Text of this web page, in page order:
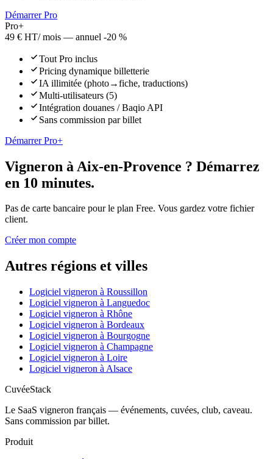
Démarrer Pro
Pro+
49 € HT/ mois — annuel -20 %
Tout Pro inclus
Pricing dynamique billetterie
IA illimitée (photo→fiche, traductions)
Multi-utilisateurs (5)
Intégration douanes / Baqio API
Sans commission par billet
Démarrer Pro+
Vigneron à Aix-en-Provence ? Démarrez
en 10 minutes.
Pas de carte bancaire pour le plan Free. Vous gardez votre fichier
client.
Créer mon compte
Autres régions et villes
Logiciel vigneron à Roussillon
Logiciel vigneron à Languedoc
Logiciel vigneron à Rhône
Logiciel vigneron à Bordeaux
Logiciel vigneron à Bourgogne
Logiciel vigneron à Champagne
Logiciel vigneron à Loire
Logiciel vigneron à Alsace
CuvéeStack
Le SaaS vigneron français — événements, cuvées, club, caveau.
Sans commission par billet.
Produit